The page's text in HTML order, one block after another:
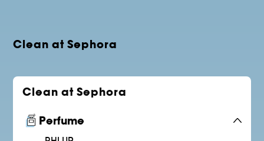
Clean at Sephora
Clean at Sephora
Perfume